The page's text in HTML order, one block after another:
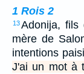
1 Rois 2
13Adonija, fils
mère de
intentions
J'ai un mot à